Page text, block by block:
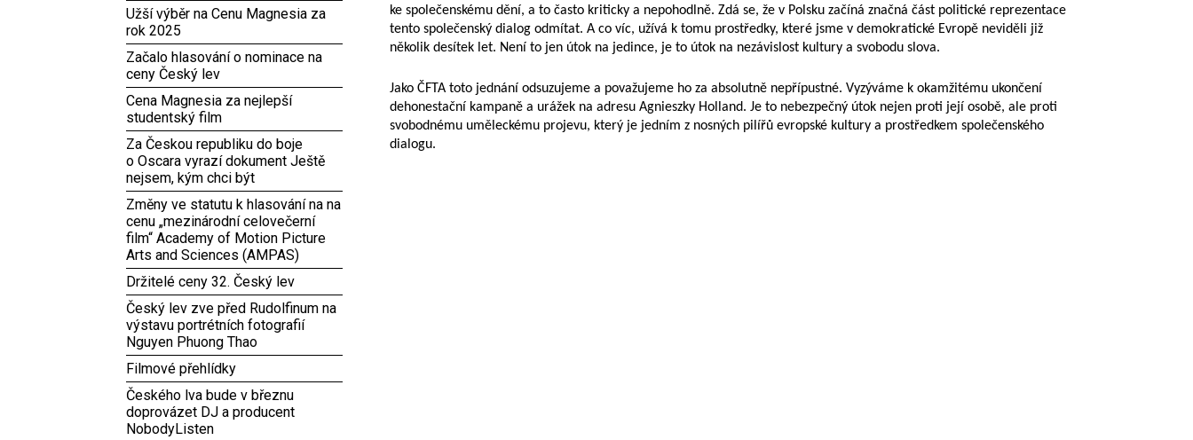
ke společenskému dění, a to často kriticky a nepohodlně. Zdá se, že v Polsku začíná značná část politické reprezentace
tento společenský dialog odmítat. A co víc, užívá k tomu prostředky, které jsme v demokratické Evropě neviděli již
několik desítek let. Není to jen útok na jedince, je to útok na nezávislost kultury a svobodu slova.
Jako ČFTA toto jednání odsuzujeme a považujeme ho za absolutně nepřípustné. Vyzýváme k okamžitému ukončení
dehonestační kampaně a urážek na adresu Agnieszky Holland. Je to nebezpečný útok nejen proti její osobě, ale proti
svobodnému uměleckému projevu, který je jedním z nosných pilířů evropské kultury a prostředkem společenského
dialogu.
Užší výběr na Cenu Magnesia za
rok 2025
Začalo hlasování o nominace na
ceny Český lev
Cena Magnesia za nejlepší
studentský film
Za Českou republiku do boje
o Oscara vyrazí dokument Ještě
nejsem, kým chci být
Změny ve statutu k hlasování na na
cenu „mezinárodní celovečerní
film“ Academy of Motion Picture
Arts and Sciences (AMPAS)
Držitelé ceny 32. Český lev
Český lev zve před Rudolfinum na
výstavu portrétních fotografií
Nguyen Phuong Thao
Filmové přehlídky
Českého lva bude v březnu
doprovázet DJ a producent
NobodyListen